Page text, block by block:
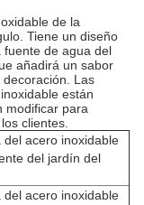
de la
Tiene un diseño
fuente de agua del
añadirá un sabor
Las
están
modificar para
clientes.
acero inoxidable
del jardín del
acero inoxidable